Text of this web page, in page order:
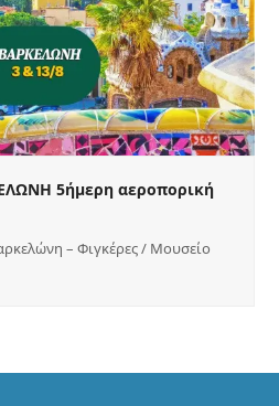
5ήμερη αεροπορική
– Φιγκέρες / Μουσείο